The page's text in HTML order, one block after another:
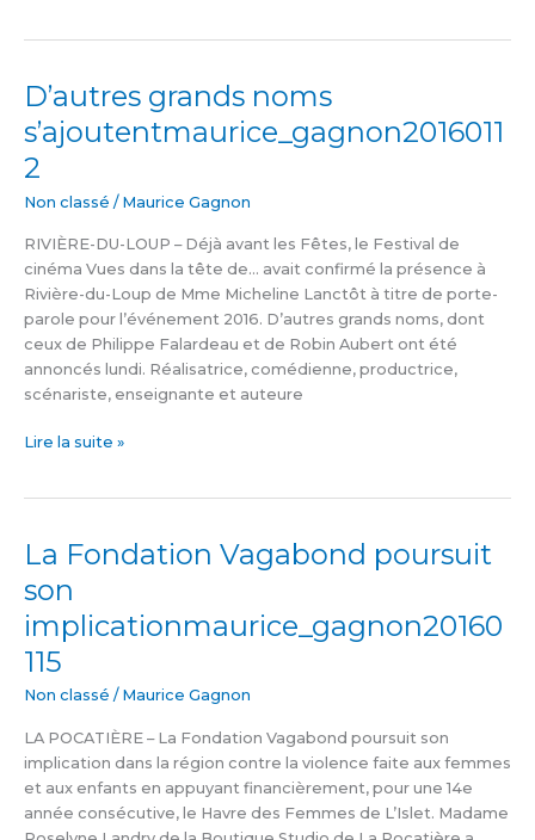
D’autres grands noms
s’ajoutentmaurice_gagnon2016011
2
Non classé / Maurice Gagnon
RIVIÈRE-DU-LOUP – Déjà avant les Fêtes, le Festival de
cinéma Vues dans la tête de… avait confirmé la présence à
Rivière-du-Loup de Mme Micheline Lanctôt à titre de porte-
parole pour l’événement 2016. D’autres grands noms, dont
ceux de Philippe Falardeau et de Robin Aubert ont été
annoncés lundi. Réalisatrice, comédienne, productrice,
scénariste, enseignante et auteure
D’autres
noms
s’ajoutentmaurice_gagnon20160112
Lire la suite »
La Fondation Vagabond poursuit
son
implicationmaurice_gagnon20160
115
Non classé / Maurice Gagnon
LA POCATIÈRE – La Fondation Vagabond poursuit son
implication dans la région contre la violence faite aux femmes
et aux enfants en appuyant financièrement, pour une 14e
année consécutive, le Havre des Femmes de L’Islet. Madame
La
Vagabond
poursuit
son
implicationmaurice_gagnon20160115